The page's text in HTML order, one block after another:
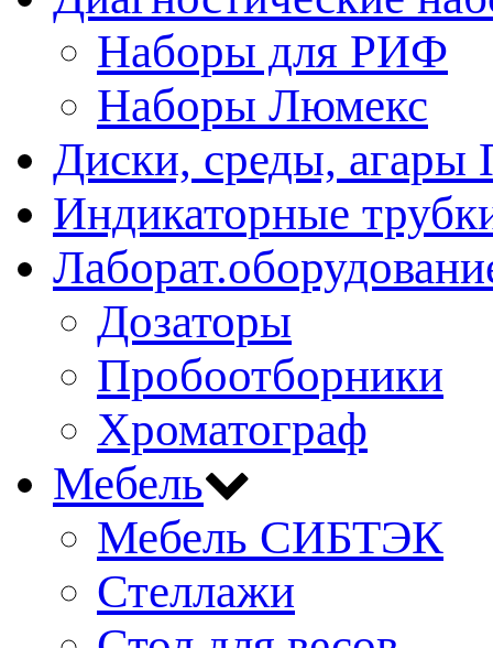
Наборы для РИФ
Наборы Люмекс
Диски, среды, агары
Индикаторные
Дозаторы
Пробоотборники
Хроматограф
Мебель
Мебель СИБТЭК
Стеллажи